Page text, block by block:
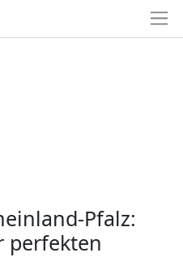
Pfalz:
perfekten